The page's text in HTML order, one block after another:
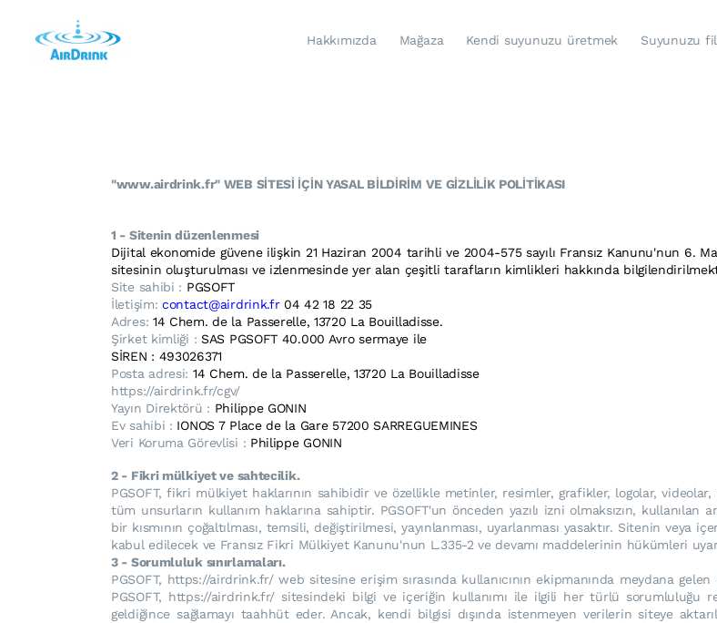
Hakkımızda Mağaza Kendi suyunuzu üretmek Suyunuzu
"www.airdrink.fr" WEB SİTESİ İÇİN YASAL BİLDİRİM VE GİZLİLİK POLİTİKASI
1 - Sitenin düzenlenmesi
Dijital ekonomide güvene ilişkin 21 Haziran 2004 tarihli ve 2004-575 sayılı Fransız Kanunu'nun 6.
sitesinin oluşturulması ve izlenmesinde yer alan çeşitli tarafların kimlikleri hakkında
Site sahibi : PGSOFT
İletişim:contact@airdrink.fr 04 42 18 22 35
Adres: 14 Chem. de la Passerelle, 13720 La Bouilladisse.
Şirket kimliği :SAS PGSOFT 40.000 Avro sermaye ile
SİREN : 493026371
Posta adresi: 14 Chem. de la Passerelle, 13720 La Bouilladisse
https://airdrink.fr/cgv/
Yayın Direktörü : Philippe GONIN
Ev sahibi : IONOS 7 Place de la Gare 57200 SARREGUEMINES
Veri Koruma Görevlisi : Philippe GONIN
2 - Fikri mülkiyet ve sahtecilik.
PGSOFT, fikri mülkiyet haklarının sahibidir ve özellikle metinler, resimler, grafikler, logolar,
tüm unsurların kullanım haklarına sahiptir. PGSOFT'un önceden yazılı izni olmaksızın,
bir kısmının çoğaltılması, temsili, değiştirilmesi, yayınlanması, uyarlanması yasaktır. Sitenin
kabul edilecek ve Fransız Fikri Mülkiyet Kanunu'nun L.335-2 ve devamı maddelerinin hükümleri
3 - Sorumluluk sınırlamaları.
PGSOFT, https://airdrink.fr/ web sitesine erişim sırasında kullanıcının ekipmanında meydana
PGSOFT, https://airdrink.fr/ sitesindeki bilgi ve içeriğin kullanımı ile ilgili her türlü sorumluluğu
geldiğince sağlamayı taahhüt eder. Ancak, kendi bilgisi dışında istenmeyen verilerin siteye